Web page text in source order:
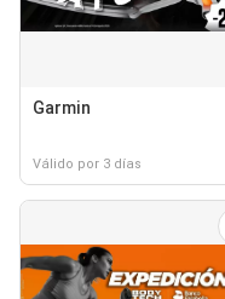
Garmin
Válido por 3 días